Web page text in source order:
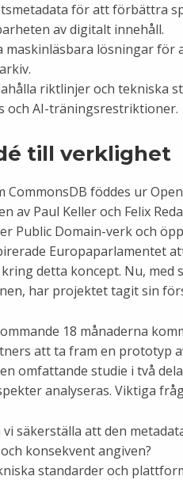
för att förbättra
av digitalt innehåll.
maskinläsbara lösningar för
riktlinjer och tekniska
och AI-träningsrestriktioner.
till verklighet
CommonsDB föddes ur
av Paul Keller och Felix
Public Domain-verk och
Europaparlamentet
detta koncept. Nu, med
har projektet tagit sin
18 månaderna
att ta fram en prototyp
omfattande studie i två
analyseras. Viktiga
vi säkerställa att den
konsekvent angiven?
standarder och